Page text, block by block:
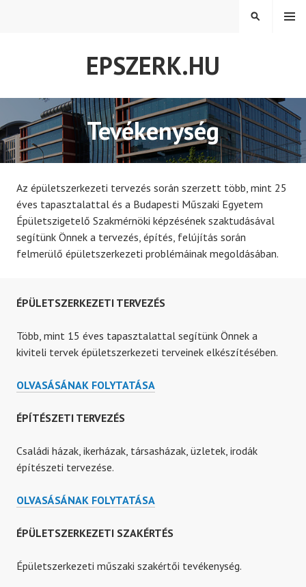
EPSZERK.HU
MENÜ
KERESÉS
Tevékenység
Az épületszerkezeti tervezés során szerzett több, mint 25
éves tapasztalattal és a Budapesti Műszaki Egyetem
Épületszigetelő Szakmérnöki képzésének szaktudásával
segítünk Önnek a tervezés, építés, felújítás során
felmerülő épületszerkezeti problémáinak megoldásában.
ÉPÜLETSZERKEZETI TERVEZÉS
Több, mint 15 éves tapasztalattal segítünk Önnek a
kiviteli tervek épületszerkezeti terveinek elkészítésében.
ÉPÜLETSZERKEZETI
OLVASÁSÁNAK FOLYTATÁSA
ÉPÍTÉSZETI TERVEZÉS
Családi házak, ikerházak, társasházak, üzletek, irodák
építészeti tervezése.
ÉPÍTÉSZETI
OLVASÁSÁNAK FOLYTATÁSA
ÉPÜLETSZERKEZETI SZAKÉRTÉS
Épületszerkezeti műszaki szakértői tevékenység.